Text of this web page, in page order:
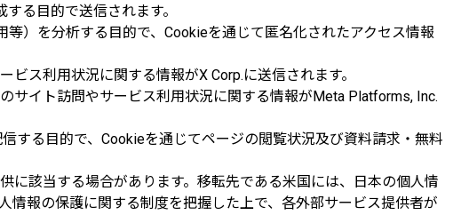
る目的で送信されます。
）を分析する目的で、Cookieを通じて匿名化されたアクセス情報
ス利用状況に関する情報がX Corp.に送信されます。
サイト訪問やサービス利用状況に関する情報がMeta Platforms, Inc.
する目的で、Cookieを通じてページの閲覧状況及び資料請求・無料
該当する場合があります。移転先である米国には、日本の個人情
報の保護に関する制度を把握した上で、各外部サービス提供者が